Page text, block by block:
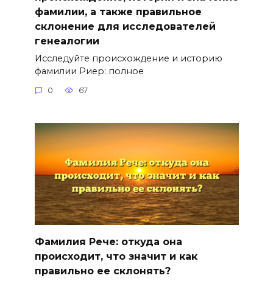
фамилии, а также правильное
склонение для исследователей
генеалогии
Исследуйте происхождение и историю
фамилии Риер: полное
0 67
Фамилия Рече: откуда она
происходит, что значит и как
правильно ее склонять?